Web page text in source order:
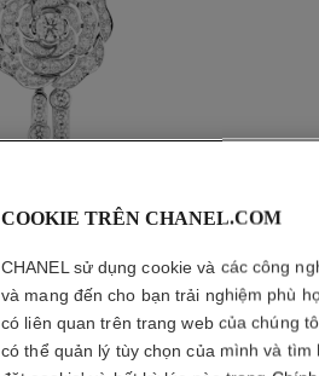
COOKIE TRÊN CHANEL.COM
CHANEL sử dụng cookie và các công
và mang đến cho bạn trải nghiệm phù
có liên quan trên trang web của chúng
có thể quản lý tùy chọn của mình và